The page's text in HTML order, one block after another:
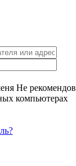
Не
компьютерах